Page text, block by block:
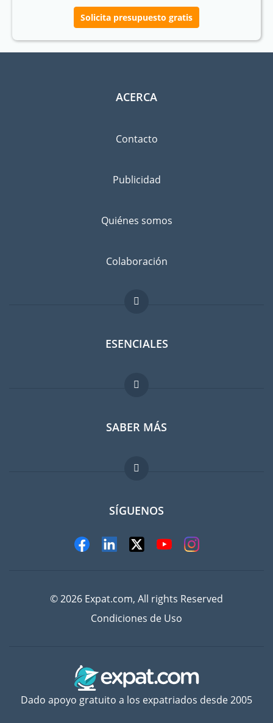
Solicita presupuesto gratis
ACERCA
Contacto
Publicidad
Quiénes somos
Colaboración
ESENCIALES
Foro para expatriados
Guia para expatriados
Trabajos en el extranjero
SABER MÁS
FAQ
SÍGUENOS
© 2026 Expat.com, All rights Reserved
Condiciones de Uso
Dado apoyo gratuito a los expatriados desde 2005